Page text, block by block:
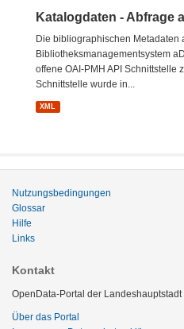
Katalogdaten - Abfrage
Die bibliographischen Metadaten
Bibliotheksmanagementsystem
offene OAI-PMH API Schnittstelle
Schnittstelle wurde in...
XML
Nutzungsbedingungen
Glossar
Hilfe
Links
Kontakt
OpenData-Portal der Landeshauptstadt
Über das Portal